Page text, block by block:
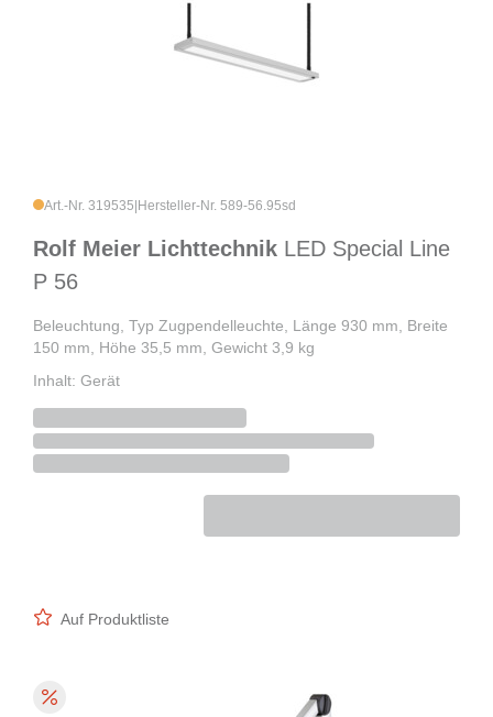
Art.-Nr. 319535 Hersteller-Nr. 589-56.95sd
Rolf Meier Lichttechnik LED Special Line
P 56
Beleuchtung, Typ Zugpendelleuchte, Länge 930 mm, Breite
150 mm, Höhe 35,5 mm, Gewicht 3,9 kg
Inhalt: Gerät
Auf Produktliste